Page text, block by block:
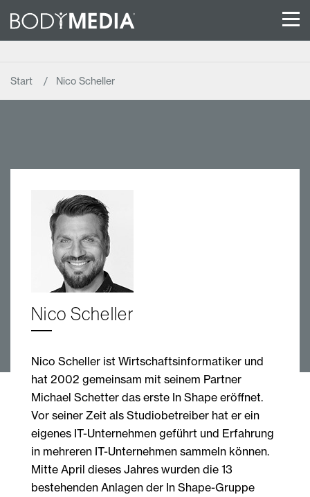
Start Nico Scheller
Nico Scheller
Nico Scheller ist Wirtschaftsinformatiker und
hat 2002 gemeinsam mit seinem Partner
Michael Schetter das erste In Shape eröffnet.
Vor seiner Zeit als Studiobetreiber hat er ein
eigenes IT-Unternehmen geführt und Erfahrung
in mehreren IT-Unternehmen sammeln können.
Mitte April dieses Jahres wurden die 13
bestehenden Anlagen der In Shape-Gruppe